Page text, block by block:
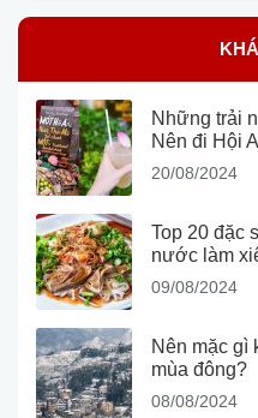
Những trải
Nên đi Hội
20/08/2024
Top 20 đặc
nước làm
09/08/2024
Nên mặc gì
mùa đông?
08/08/2024